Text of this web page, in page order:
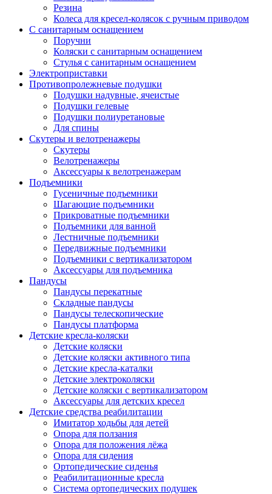
Резина
Колеса для кресел-колясок с ручным приводом
С санитарным оснащением
Поручни
Коляски с санитарным оснащением
Стулья с санитарным оснащением
Электроприставки
Противопролежневые подушки
Подушки надувные, ячеистые
Подушки гелевые
Подушки полиуретановые
Для спины
Скутеры и велотренажеры
Скутеры
Велотренажеры
Аксессуары к велотренажерам
Подъемники
Гусеничные подъемники
Шагающие подъемники
Прикроватные подъемники
Подъемники для ванной
Лестничные подъемники
Передвижные подъемники
Подъемники с вертикализатором
Аксессуары для подъемника
Пандусы
Пандусы перекатные
Складные пандусы
Пандусы телескопические
Пандусы платформа
Детские кресла-коляски
Детские коляски
Детские коляски активного типа
Детские кресла-каталки
Детские электроколяски
Детские коляски с вертикализатором
Аксессуары для детских кресел
Детские средства реабилитации
Имитатор ходьбы для детей
Опора для ползания
Опора для положения лёжа
Опора для сидения
Ортопедические сиденья
Реабилитационные кресла
Система ортопедических подушек